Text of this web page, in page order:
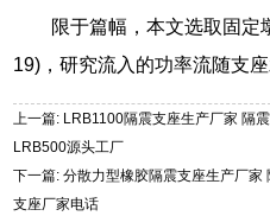
限于篇幅，本文选取固定
19)，研究流入的功率流随支
上一篇: LRB1100隔震支座生产厂家 隔
LRB500源头工厂
下一篇: 分散力型橡胶隔震支座生产厂
支座厂家电话